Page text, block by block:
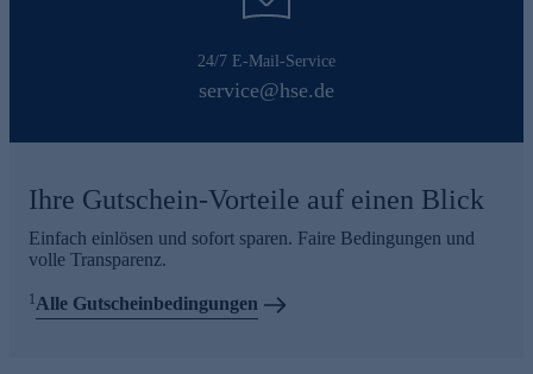
24/7 E-Mail-Service
service@hse.de
Ihre Gutschein-Vorteile auf einen Blick
Einfach einlösen und sofort sparen. Faire Bedingungen und
volle Transparenz.
1Alle Gutscheinbedingungen